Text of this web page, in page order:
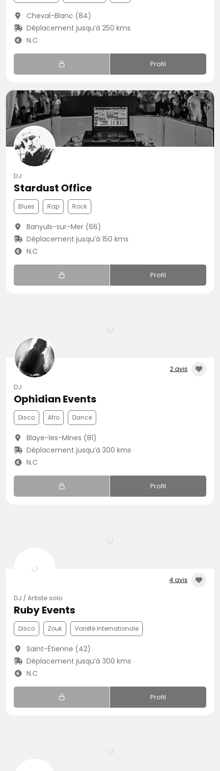
Cheval-Blanc (84)
Déplacement jusqu’à 250 kms
N.C
Profil
DJ
Stardust Office
Blues Rap Rock
Banyuls-sur-Mer (66)
Déplacement jusqu’à 150 kms
N.C
Profil
2 avis
DJ
Ophidian Events
Disco Afro Dance
Blaye-les-Mines (81)
Déplacement jusqu’à 300 kms
N.C
Profil
4 avis
DJ / Artiste solo
Ruby Events
Disco Zouk Variété Internationale
Saint-Étienne (42)
Déplacement jusqu’à 300 kms
N.C
Profil